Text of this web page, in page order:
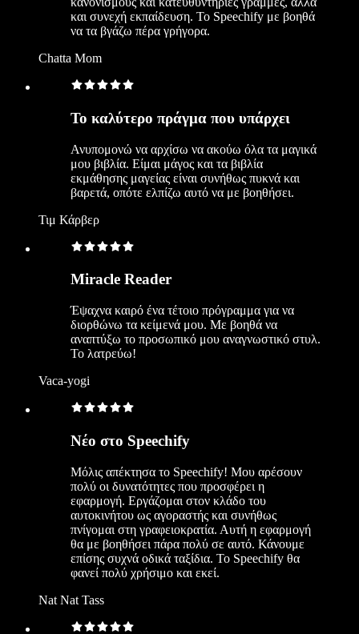
και συνεχή εκπαίδευση. Το Speechify με βοηθά
να τα βγάζω πέρα γρήγορα.
Chatta Mom
Το καλύτερο πράγμα που υπάρχει
Ανυπομονώ να αρχίσω να ακούω όλα τα μαγικά
μου βιβλία. Είμαι μάγος και τα βιβλία
εκμάθησης μαγείας είναι συνήθως πυκνά και
βαρετά, οπότε ελπίζω αυτό να με βοηθήσει.
Τιμ Κάρβερ
Miracle Reader
Έψαχνα καιρό ένα τέτοιο πρόγραμμα για να
διορθώνω τα κείμενά μου. Με βοηθά να
αναπτύξω το προσωπικό μου αναγνωστικό στυλ.
Το λατρεύω!
Vaca-yogi
Νέο στο Speechify
Μόλις απέκτησα το Speechify! Μου αρέσουν
πολύ οι δυνατότητες που προσφέρει η
εφαρμογή. Εργάζομαι στον κλάδο του
αυτοκινήτου ως αγοραστής και συνήθως
πνίγομαι στη γραφειοκρατία. Αυτή η εφαρμογή
θα με βοηθήσει πάρα πολύ σε αυτό. Κάνουμε
επίσης συχνά οδικά ταξίδια. Το Speechify θα
φανεί πολύ χρήσιμο και εκεί.
Nat Nat Tass